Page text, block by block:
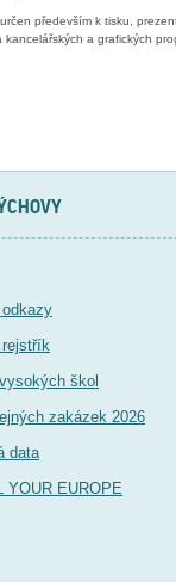
především k tisku,
kancelářských a grafických
odkazy
škol
zakázek 2026
data
YOUR EUROPE